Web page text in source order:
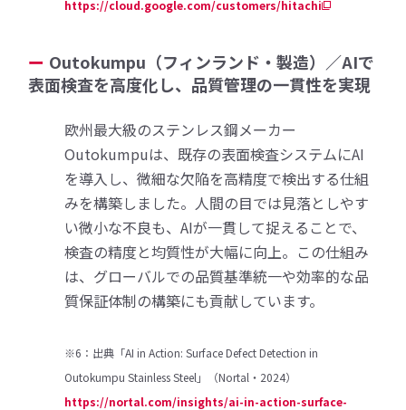
https://cloud.google.com/customers/hitachi
Outokumpu（フィンランド・製造）／AIで
表面検査を高度化し、品質管理の一貫性を実現
欧州最大級のステンレス鋼メーカー
Outokumpuは、既存の表面検査システムにAI
を導入し、微細な欠陥を高精度で検出する仕組
みを構築しました。人間の目では見落としやす
い微小な不良も、AIが一貫して捉えることで、
検査の精度と均質性が大幅に向上。この仕組み
は、グローバルでの品質基準統一や効率的な品
質保証体制の構築にも貢献しています。
※6：出典「AI in Action: Surface Defect Detection in
Outokumpu Stainless Steel」（Nortal・2024）
https://nortal.com/insights/ai-in-action-surface-